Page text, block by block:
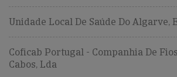
Unidade Local De Saúde Do Algarve,
Coficab Portugal - Companhia De
Cabos, Lda